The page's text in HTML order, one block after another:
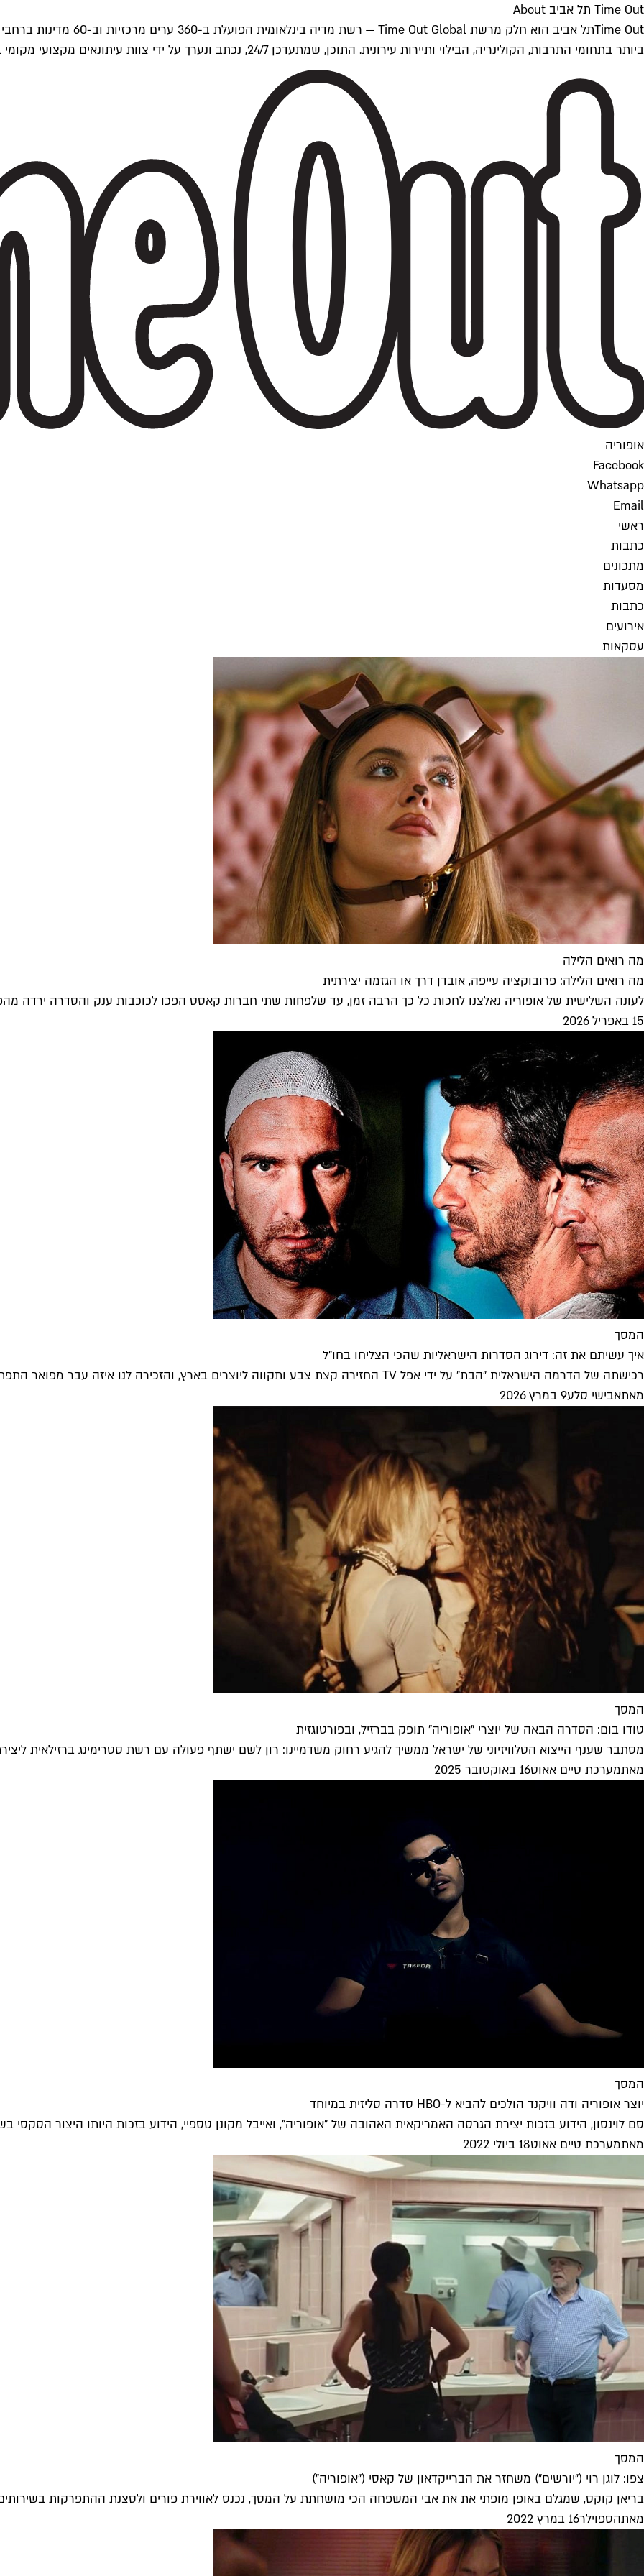
Time Out תל אביב About
ביותר בתחומי התרבות, הקולינריה, הבילוי ותיירות עירונית. התוכן, שמתעדכן 24/7, נכתב ונערך על ידי צוות עיתונאים מקצועי מקומי בישראל, בהתאם לסטנדרטים של Time Out העולמית.
אופוריה
Facebook
Whatsapp
Email
ראשי
כתבות
מתכונים
מסעדות
כתבות
אירועים
עסקאות
מה רואים הלילה
מה רואים הלילה: פרובוקציה עייפה, אובדן דרך או הגזמה יצירתית
לעונה השלישית של אופוריה נאלצנו לחכות כל כך הרבה זמן, עד שלפחות שתי חברות קאסט הפכו לכוכבות ענק והסדרה ירדה
15 באפריל 2026
המסך
איך עשיתם את זה: דירוג הסדרות הישראליות שהכי הצליחו בחו"ל
רכישתה של הדרמה הישראלית "הבת" על ידי אפל TV החזירה קצת צבע ותקווה ליוצרים בארץ, והזכירה לנו איזה עבר מפואר התפתח...
מאתאבישי סלע9 במרץ 2026
המסך
טודו בום: הסדרה הבאה של יוצרי "אופוריה" תופק בברזיל, ובפורטוגזית
מסתבר שענף הייצוא הטלוויזיוני של ישראל ממשיך להגיע רחוק משדמיינו: רון לשם ישתף פעולה עם רשת סטרימינג ברזילאית
מאתמערכת טיים אאוט16 באוקטובר 2025
המסך
יוצר אופוריה ודה וויקנד הולכים להביא ל-HBO סדרה סליזית במיוחד
סם לוינסון, הידוע בזכות יצירת הגרסה האמריקאית האהובה של "אופוריה", ואייבל מקונן טספיי, הידוע בזכות היותו היצור הסקסי
מאתמערכת טיים אאוט18 ביולי 2022
המסך
צפו: לוגן רוי ("יורשים") משחזר את הברייקדאון של קאסי ("אופוריה")
בריאן קוקס, שמגלם באופן מופתי את את אבי המשפחה הכי מושחתת על המסך, נכנס לאווירת פורים ולסצנת ההתפרקות
מאתהספוילר16 במרץ 2022